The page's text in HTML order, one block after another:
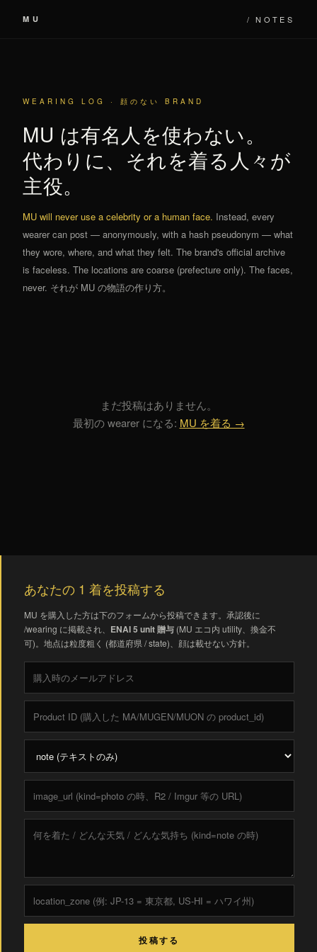
MU / NOTES
WEARING LOG · 顔のない BRAND
MU は有名人を使わない。
代わりに、それを着る人々が
主役。
MU will never use a celebrity or a human face. Instead, every
wearer can post — anonymously, with a hash pseudonym — what
they wore, where, and what they felt. The brand's official archive
is faceless. The locations are coarse (prefecture only). The faces,
never. それが MU の物語の作り方。
まだ投稿はありません。
最初の wearer になる: MU を着る →
あなたの 1 着を投稿する
MU を購入した方は下のフォームから投稿できます。承認後に
/wearing に掲載され、 ENAI 5 unit 贈与 (MU エコ内 utility、換金不
可)。地点は粒度粗く (都道府県 / state)、顔は載せない方針。
投稿する